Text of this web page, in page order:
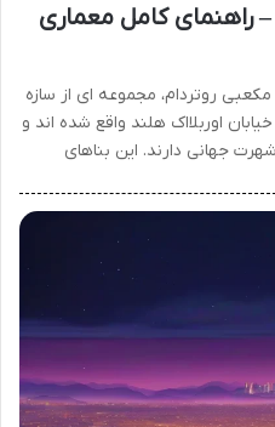
راهنمای کامل معماری
روتردام، مجموعه ای از سازه
اوربلااک هلند واقع شده اند و
جهانی دارند. این بناهای